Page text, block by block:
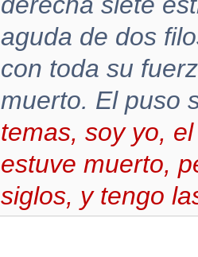
aguda de dos
con toda su
muerto. El puso
temas, soy yo,
estuve muerto,
siglos, y tengo